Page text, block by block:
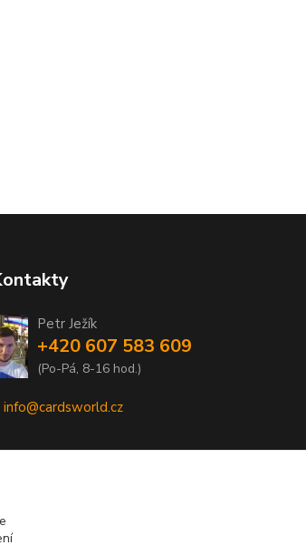
Petr Ježík
+420 607 583 609
(Po-Pá, 8-16 hod.)
info@cardsworld.cz